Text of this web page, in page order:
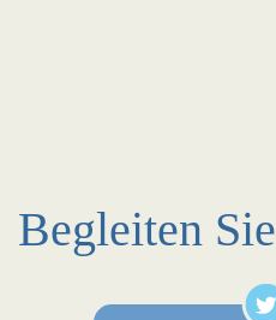
Begleiten